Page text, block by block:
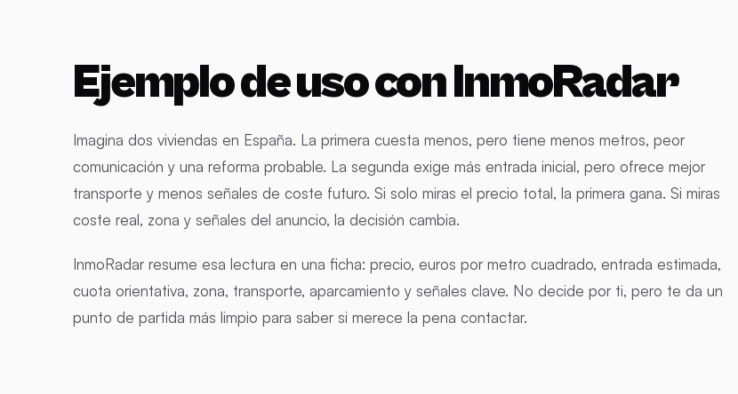
Ejemplo de uso con InmoRadar
Imagina dos viviendas en España. La primera cuesta menos, pero tiene menos metros, peor
comunicación y una reforma probable. La segunda exige más entrada inicial, pero ofrece mejor
transporte y menos señales de coste futuro. Si solo miras el precio total, la primera gana. Si miras
coste real, zona y señales del anuncio, la decisión cambia.
InmoRadar resume esa lectura en una ficha: precio, euros por metro cuadrado, entrada estimada,
cuota orientativa, zona, transporte, aparcamiento y señales clave. No decide por ti, pero te da un
punto de partida más limpio para saber si merece la pena contactar.